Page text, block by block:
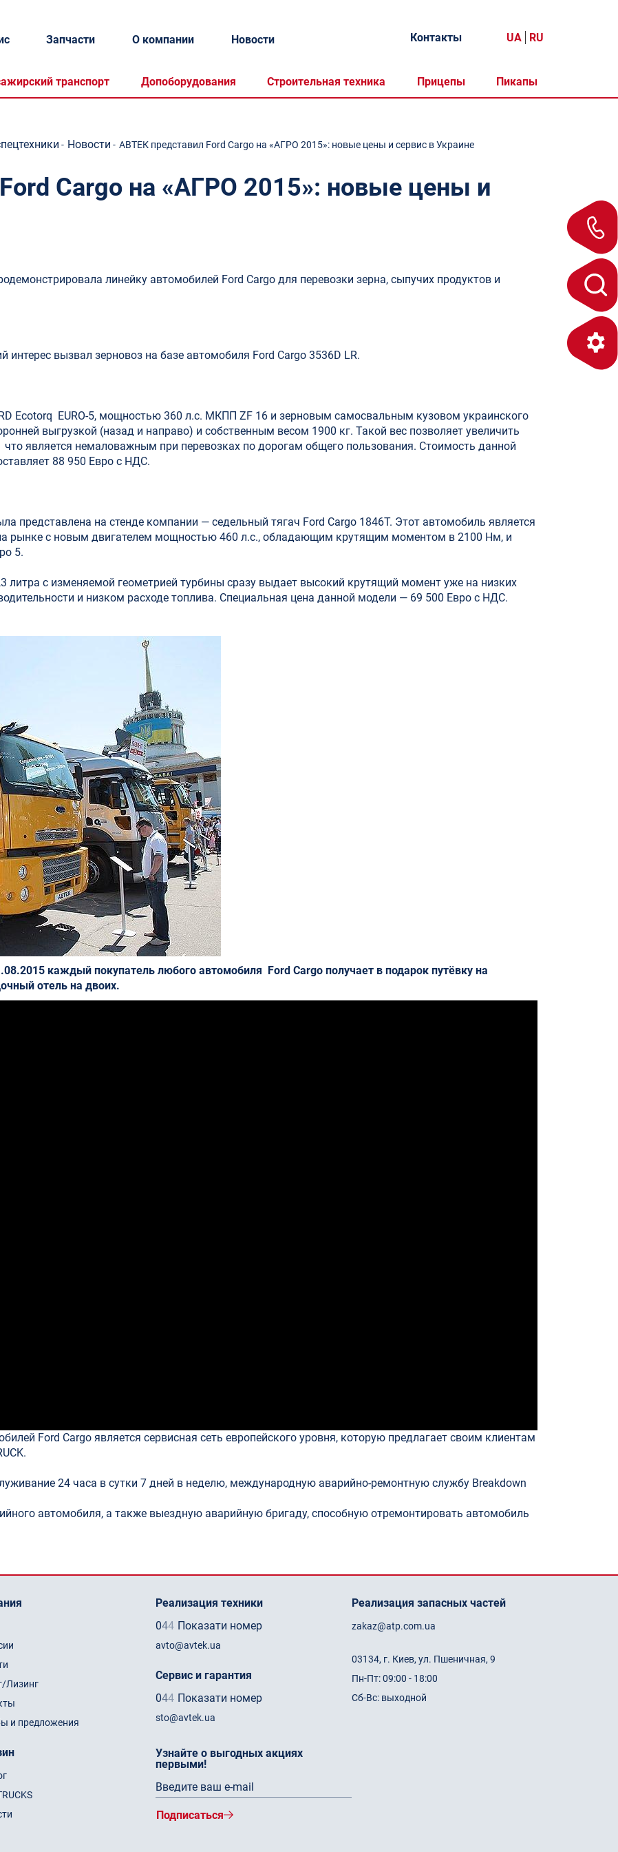
транспорт Допоборудования Строительная техника Прицепы Пикапы
Запчасти О компании Новости Контакты UA RU
- Новости - АВТЕК представил Ford Cargo на «АГРО 2015»: новые цены и сервис в Украине
Cargo на «АГРО 2015»: новые цены и
линейку автомобилей Ford Cargo для перевозки зерна, сыпучих продуктов и
вызвал зерновоз на базе автомобиля Ford Cargo 3536D LR.
Ecotorq EURO-5, мощностью 360 л.с. МКПП ZF 16 и зерновым самосвальным кузовом украинского
выгрузкой (назад и направо) и собственным весом 1900 кг. Такой вес позволяет увеличить
что является немаловажным при перевозках по дорогам общего пользования. Стоимость данной
88 950 Евро с НДС.
представлена на стенде компании — cедельный тягач Ford Cargo 1846T. Этот автомобиль является
рынке с новым двигателем мощностью 460 л.с., обладающим крутящим моментом в 2100 Нм, и
5.
с изменяемой геометрией турбины сразу выдает высокий крутящий момент уже на низких
и низком расходе топлива. Специальная цена данной модели — 69 500 Евро с НДС.
каждый покупатель любого автомобиля Ford Cargo получает в подарок путёвку на
отель на двоих.
Ford Cargo является сервисная сеть европейского уровня, которую предлагает своим клиентам
24 часа в сутки 7 дней в неделю, международную аварийно-ремонтную службу Breakdown
автомобиля, а также выездную аварийную бригаду, способную отремонтировать автомобиль
Лизинг
и предложения
Реализация техники
044 Показати номер
avto@avtek.ua
Сервис и гарантия
044 Показати номер
sto@avtek.ua
Узнайте о выгодных акциях
первыми!
Подписаться
Реализация запасных частей
zakaz@atp.com.ua
03134, г. Киев, ул. Пшеничная, 9
Пн-Пт: 09:00 - 18:00
Сб-Вс: выходной